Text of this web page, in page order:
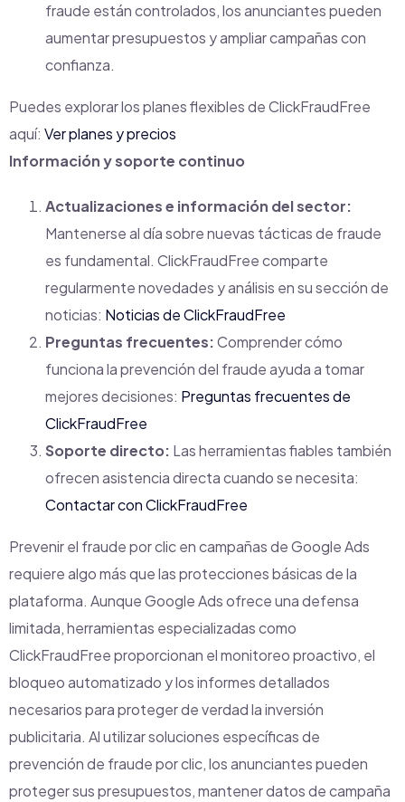
fraude están controlados, los anunciantes pueden
aumentar presupuestos y ampliar campañas con
confianza.
Puedes explorar los planes flexibles de ClickFraudFree
aquí: Ver planes y precios
Información y soporte continuo
Actualizaciones e información del sector:
Mantenerse al día sobre nuevas tácticas de fraude
es fundamental. ClickFraudFree comparte
regularmente novedades y análisis en su sección de
noticias: Noticias de ClickFraudFree
Preguntas frecuentes:Comprender cómo
funciona la prevención del fraude ayuda a tomar
mejores decisiones: Preguntas frecuentes de
ClickFraudFree
Soporte directo: Las herramientas fiables también
ofrecen asistencia directa cuando se necesita:
Contactar con ClickFraudFree
Prevenir el fraude por clic en campañas de Google Ads
requiere algo más que las protecciones básicas de la
plataforma. Aunque Google Ads ofrece una defensa
limitada, herramientas especializadas como
ClickFraudFree proporcionan el monitoreo proactivo, el
bloqueo automatizado y los informes detallados
necesarios para proteger de verdad la inversión
publicitaria. Al utilizar soluciones específicas de
prevención de fraude por clic, los anunciantes pueden
proteger sus presupuestos, mantener datos de campaña